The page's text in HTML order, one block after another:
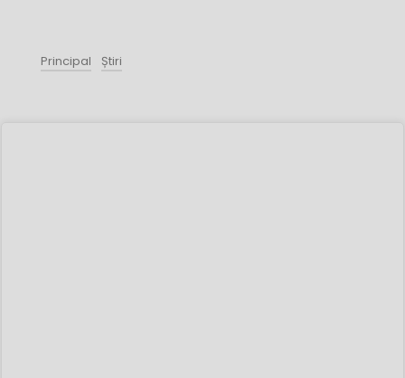
Principal Știri